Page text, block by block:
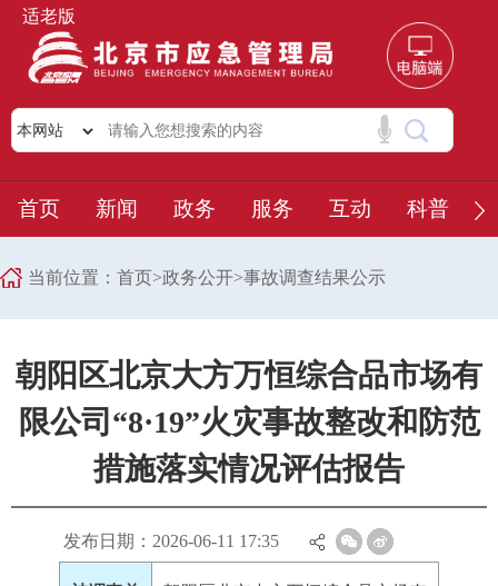
适老版
首页 新闻 政务 服务 互动 科普
当前位置： 首页>政务公开>事故调查结果公示
朝阳区北京大方万恒综合品市场有
限公司“8·19”火灾事故整改和防范
措施落实情况评估报告
发布日期：2026-06-11 17:35